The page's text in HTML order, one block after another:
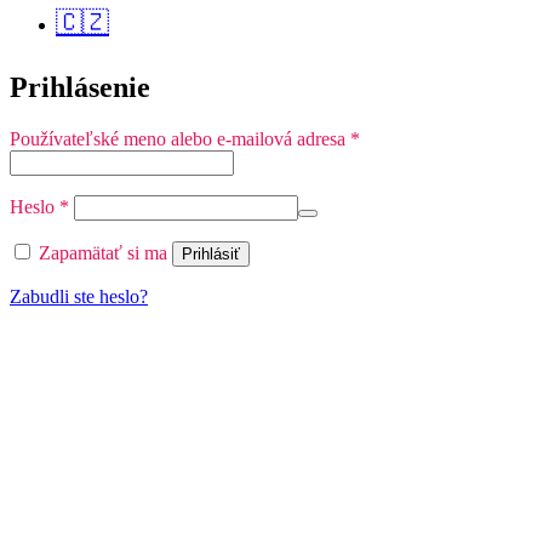
🇨🇿
Prihlásenie
Používateľské meno alebo e-mailová adresa *
Heslo *
Zapamätať si ma Prihlásiť
Zabudli ste heslo?